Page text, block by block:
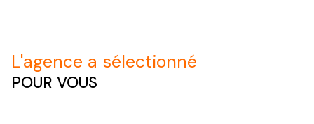
l'agence a sélectionné
POUR VOUS